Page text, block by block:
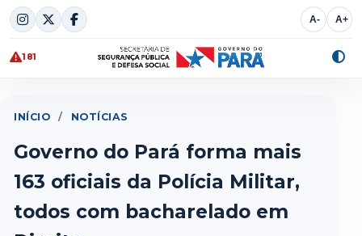
Skip
to
content
A- A+
181
INÍCIO / NOTÍCIAS
Governo do Pará forma mais
163 oficiais da Polícia Militar,
todos com bacharelado em